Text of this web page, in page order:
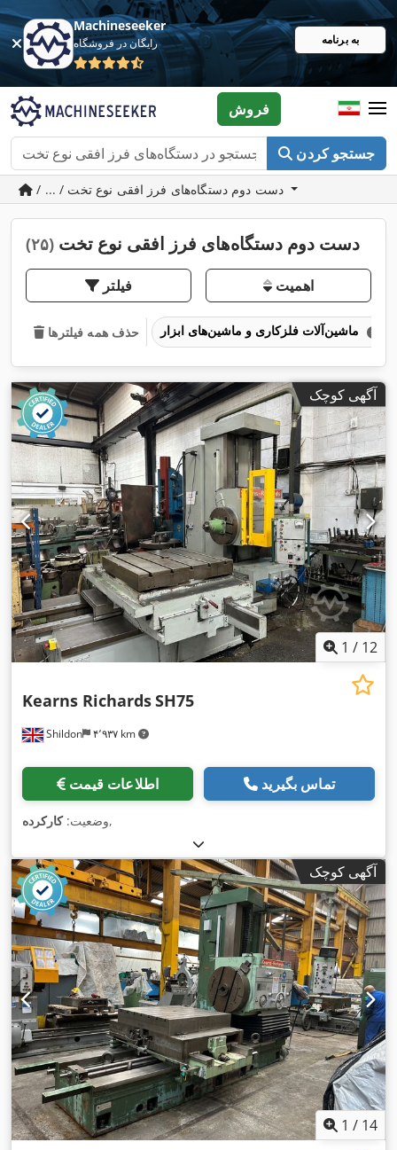
Machineseeker
رایگان در فروشگاه به برنامه
جستجو کردن
فروش
دست دوم دستگاه‌های فرز افقی نوع تخت (۲۵)
فیلتر اهمیت
حذف همه فیلترها
آگهی کوچک
1 / 12
Shildon ۴٬۹۳۷ km
Kearns RichardsSH75
اطلاعات قیمت تماس بگیرید
وضعیت:کارکرده ,
آگهی کوچک
1 / 14